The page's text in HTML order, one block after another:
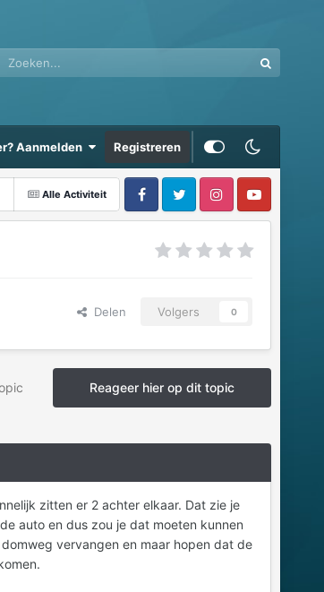
Aanmelden Registreren
Alle Activiteit
Delen Volgers 0
Reageer hier op dit topic
zitten er 2 achter elkaar. Dat zie je
auto en dus zou je dat moeten kunnen
vervangen en maar hopen dat de